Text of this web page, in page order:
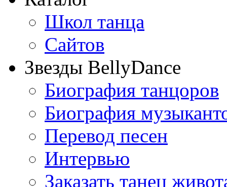
Школ танца
Сайтов
Звезды BellyDance
Биография танцоров
Биография
Перевод песен
Интервью
Заказать танец